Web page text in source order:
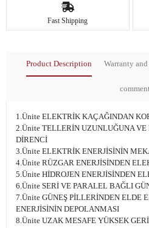
Fast Shipping
Product Description Warranty
1.Ünite ELEKTRİK KAÇAĞINDAN
2.Ünite TELLERİN UZUNLUĞUNA
DİRENCİ
3.Ünite ELEKTRİK ENERJİSİNİN
4.Ünite RÜZGAR ENERJİSİNDEN
5.Ünite HİDROJEN ENERJİSİNDEN
6.Ünite SERİ VE PARALEL BAĞLI
7.Ünite GÜNEŞ PİLLERİNDEN ELDE
ENERJİSİNİN DEPOLANMASI
8.Ünite UZAK MESAFE YÜKSEK